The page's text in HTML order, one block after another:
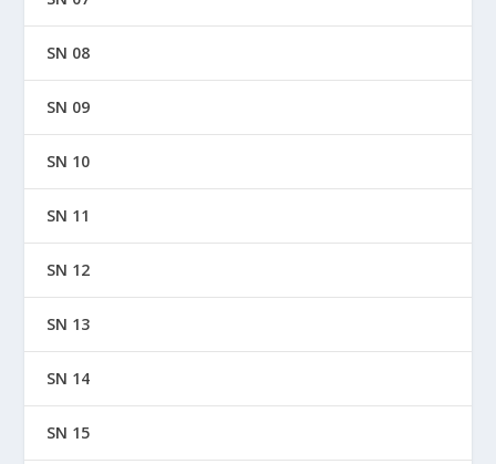
SN 08
SN 09
SN 10
SN 11
SN 12
SN 13
SN 14
SN 15